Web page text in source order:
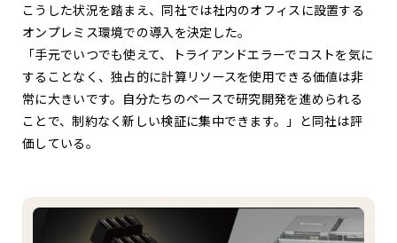
こうした状況を踏まえ、同社では社内のオフィスに設置する
オンプレミス環境での導入を決定した。
「手元でいつでも使えて、トライアンドエラーでコストを気に
することなく、独占的に計算リソースを使用できる価値は非
常に大きいです。自分たちのペースで研究開発を進められる
ことで、制約なく新しい検証に集中できます。」と同社は評
価している。